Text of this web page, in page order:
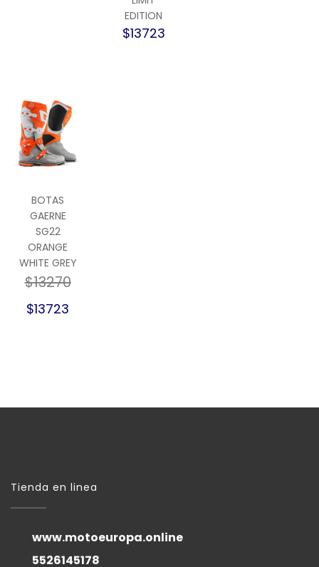
EDITION
$13723
BOTAS
GAERNE
SG22
ORANGE
WHITE GREY
$13270
$13723
Tienda en linea
www.motoeuropa.online
5526145178